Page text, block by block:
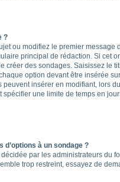
?
ou modifiez le premier message
principal de rédaction. Si cet
créer des sondages. Saisissez le
option devant être insérée
peuvent insérer en modifiant, lors
une limite de temps en
d’options à un sondage ?
par les administrateurs du
trop restreint, essayez de